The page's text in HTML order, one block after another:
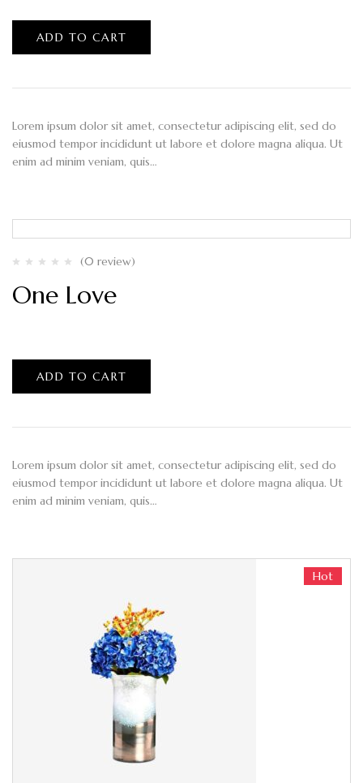
ADD TO CART
Lorem ipsum dolor sit amet, consectetur adipiscing elit, sed do
eiusmod tempor incididunt ut labore et dolore magna aliqua. Ut
enim ad minim veniam, quis…
(0 review)
One Love
ADD TO CART
Lorem ipsum dolor sit amet, consectetur adipiscing elit, sed do
eiusmod tempor incididunt ut labore et dolore magna aliqua. Ut
enim ad minim veniam, quis…
Hot